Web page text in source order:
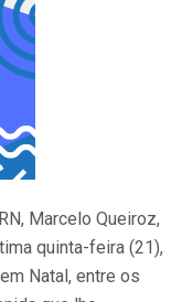
RN, Marcelo Queiroz,
quinta-feira (21),
Natal, entre os